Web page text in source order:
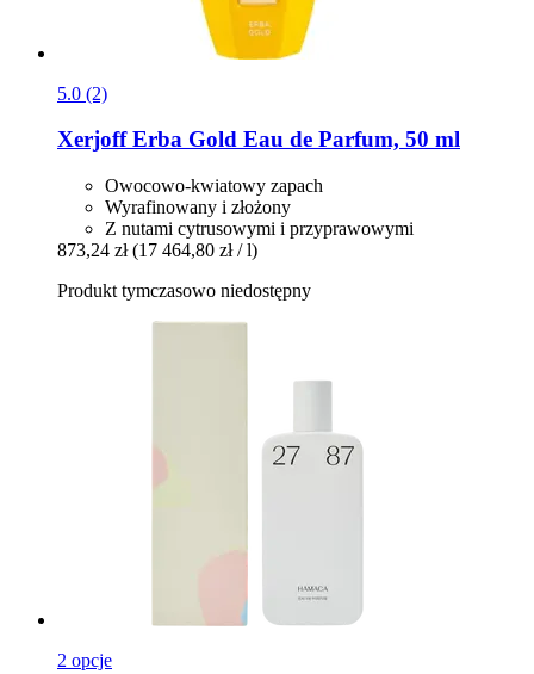
5.0 (2)
XerjoffErba Gold Eau de Parfum, 50 ml
Owocowo-kwiatowy zapach
Wyrafinowany i złożony
Z nutami cytrusowymi i przyprawowymi
873,24 zł (17 464,80 zł / l)
Produkt tymczasowo niedostępny
2 opcje